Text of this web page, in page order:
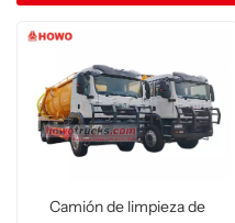
Camión de limpieza de